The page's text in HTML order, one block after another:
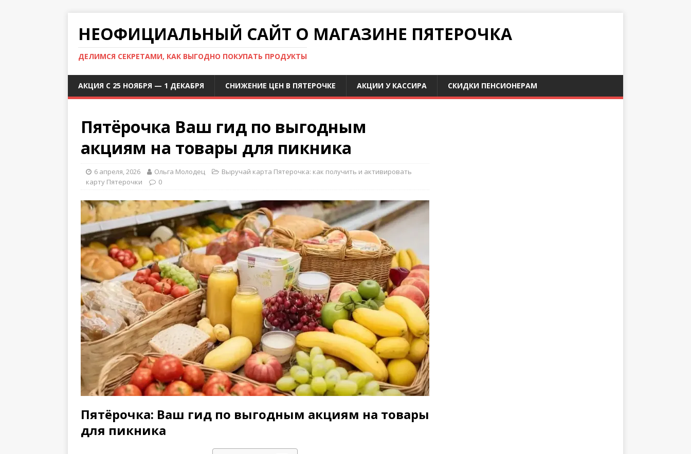
НЕОФИЦИАЛЬНЫЙ САЙТ О МАГАЗИНЕ ПЯТЕРОЧКА
ДЕЛИМСЯ СЕКРЕТАМИ, КАК ВЫГОДНО ПОКУПАТЬ ПРОДУКТЫ
АКЦИЯ С 25 НОЯБРЯ — 1 ДЕКАБРЯ СНИЖЕНИЕ ЦЕН В ПЯТЕРОЧКЕ АКЦИИ У КАССИРА СКИДКИ ПЕНСИОНЕРАМ
Пятёрочка Ваш гид по выгодным
акциям на товары для пикника
6 апреля, 2026 Ольга Молодец
Выручай карта Пятерочка: как получить и активировать
карту Пятерочки
0
Пятёрочка: Ваш гид по выгодным акциям на товары
для пикника